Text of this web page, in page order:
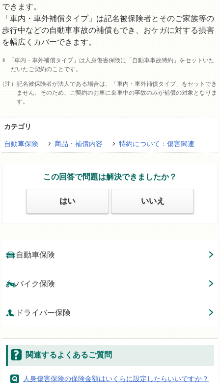
できます。
「車内・車外補償タイプ」は記名被保険者とそのご家族等の
歩行中などの自動車事故の補償もでき、おケガに対する損害
を幅広くカバーできます。
「車内・車外補償タイプ」は人身傷害保険に「自動車事故特約」をセットいた
だいたご契約のことです。
記名被保険者が法人である場合は、「車内・車外補償タイプ」をセットでき
ません。そのため、ご契約のお車に乗車中の事故のみが補償の対象となりま
す。
カテゴリ
自動車保険 商品・補償内容 特約について：傷害関連
この回答で問題は解決できましたか？
はい いいえ
自動車保険
バイク保険
ドライバー保険
関連するよくあるご質問
人身傷害保険の保険金額はいくらに設定したらいいですか？